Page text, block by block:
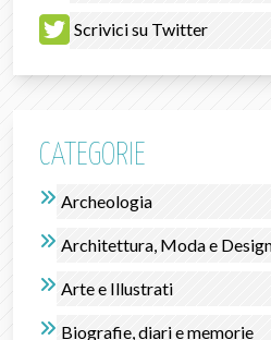
Scrivici su Twitter
CATEGORIE
Archeologia
Architettura, Moda e
Arte e Illustrati
Biografie, diari e memorie